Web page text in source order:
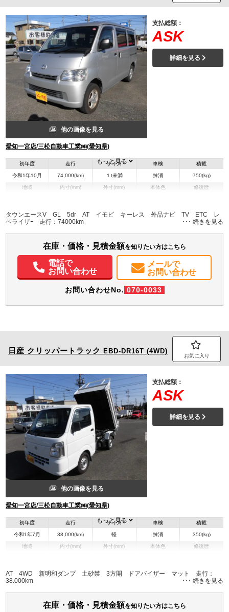
他の画像を見る
愛知一宮店/三松自動車工業㈱(愛知県)
支払総額：
ASK
詳細を見る
初年度
令和1年10月
走行
74,000(km)
サイズ
１t未満
車検
抹消
積載
750(kg)
地域 内寸(mm) 外寸(mm)
H:1,900
本体色 修復歴
パワステ パワーウィンドウ ABS エアバッグ カーナビ
取扱説明書（一部含む）
もっと見る
タウンエースV GL 5dr AT イモビ キーレス 外品ナビ TV ETC レ
ベライザｰ 走行：74000km
在庫・価格・見積金額を知りたい方はこちら
電話で
お問い合わせ
メールで
お問い合わせ
お問い合わせNo. 070-0033
日産 クリッパートラック EBD-DR16T (4WD)
お気に入り
他の画像を見る
愛知一宮店/三松自動車工業㈱(愛知県)
支払総額：
ASK
詳細を見る
初年度
令和1年7月
走行
38,000(km)
サイズ
軽
車検
抹消
積載
350(kg)
地域 内寸(mm)
H:250
外寸(mm)
H:1,760
本体色 修復歴
ABS エアバッグ
もっと見る
AT 4WD 新明和ダンプ 土砂禁 3方開 ドアバイザー マット 走行：
38.000km
在庫・価格・見積金額を知りたい方はこちら